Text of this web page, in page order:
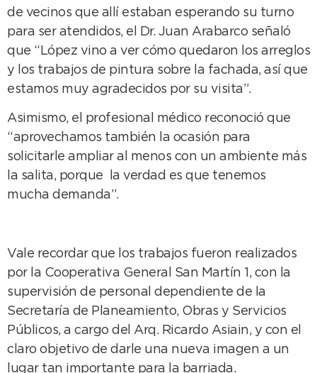
de vecinos que allí estaban esperando su turno
para ser atendidos, el Dr. Juan Arabarco señaló
que “López vino a ver cómo quedaron los arreglos
y los trabajos de pintura sobre la fachada, así que
estamos muy agradecidos por su visita”.
Asimismo, el profesional médico reconoció que
“aprovechamos también la ocasión para
solicitarle ampliar al menos con un ambiente más
la salita, porque la verdad es que tenemos
mucha demanda”.
Vale recordar que los trabajos fueron realizados
por la Cooperativa General San Martín 1, con la
supervisión de personal dependiente de la
Secretaría de Planeamiento, Obras y Servicios
Públicos, a cargo del Arq. Ricardo Asiain, y con el
claro objetivo de darle una nueva imagen a un
lugar tan importante para la barriada.